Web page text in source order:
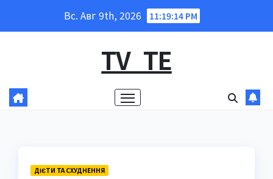
Вс. Авг 9th, 2026 11:19:15 PM
TV_TE
ДІЄТИ ТА СХУДНЕННЯ